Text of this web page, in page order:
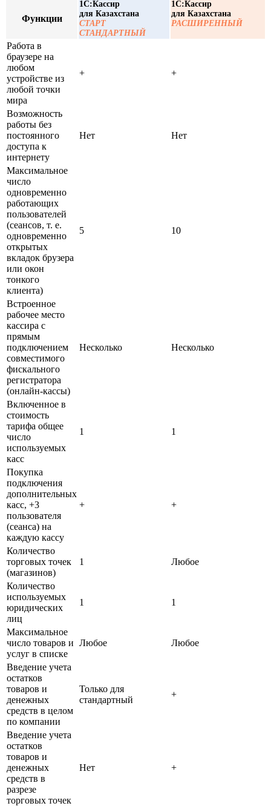
Функции
1С:Кассир
для Казахстана
СТАРТ
СТАНДАРТНЫЙ
1С:Кассир
для Казахстана
РАСШИРЕННЫЙ
Работа в
браузере на
любом
устройстве из
любой точки
мира
+ +
Возможность
работы без
постоянного
доступа к
интернету
Нет Нет
Максимальное
число
одновременно
работающих
пользователей
(сеансов, т. е.
одновременно
открытых
вкладок брузера
или окон
тонкого
клиента)
5 10
Встроенное
рабочее место
кассира с
прямым
подключением
совместимого
фискального
регистратора
(онлайн-кассы)
Несколько Несколько
Включенное в
стоимость
тарифа общее
число
используемых
касс
1 1
Покупка
подключения
дополнительных
касс, +3
пользователя
(сеанса) на
каждую кассу
+ +
Количество
торговых точек
(магазинов)
1 Любое
Количество
используемых
юридических
лиц
1 1
Максимальное
число товаров и
услуг в списке
Любое Любое
Введение учета
остатков
товаров и
денежных
средств в целом
по компании
Только для
стандартный
+
Введение учета
остатков
товаров и
денежных
средств в
разрезе
торговых точек
Нет +